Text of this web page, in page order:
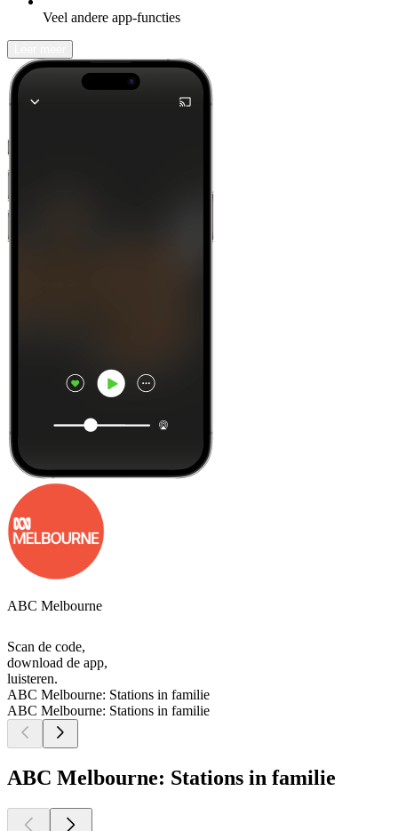
Veel andere app-functies
ABC Melbourne
Scan de code,
download de app,
luisteren.
ABC Melbourne: Stations in familie
ABC Melbourne: Stations in familie
ABC Melbourne: Stations in familie